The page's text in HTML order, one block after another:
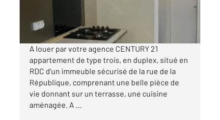
630 €
par mois charges comprises
A louer par votre agence CENTURY 21
appartement de type trois, en duplex, situé en
RDC d'un immeuble sécurisé de la rue de la
République, comprenant une belle pièce de
vie donnant sur un terrasse, une cuisine
aménagée. A ...